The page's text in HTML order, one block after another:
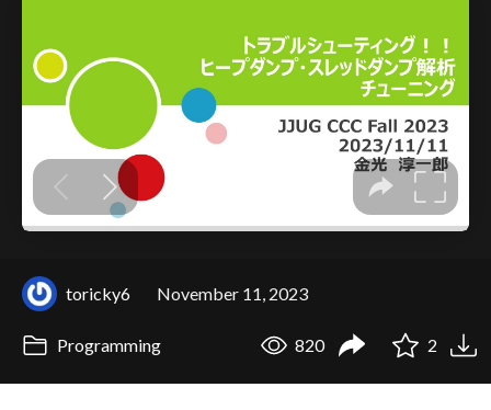
toricky6 November 11, 2023
Programming 820 2